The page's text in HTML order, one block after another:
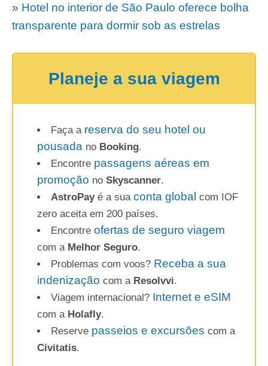
» Hotel no interior de São Paulo oferece bolha
transparente para dormir sob as estrelas
Planeje a sua viagem
Faça a reserva do seu hotel ou
pousada no Booking.
Encontre passagens aéreas em
promoção no Skyscanner.
AstroPayé a sua conta global com IOF
zero aceita em 200 países.
Encontre ofertas de seguro viagem
com a Melhor Seguro.
Problemas com voos? Receba a sua
indenização com a Resolvvi.
Viagem internacional? Internet e eSIM
com a Holafly.
Reserve passeios e excursões com a
Civitatis.